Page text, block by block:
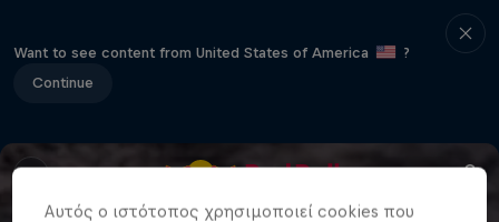
Want to see content from United States of America
?
Continue
Αυτός ο ιστότοπος χρησιμοποιεί cookies που